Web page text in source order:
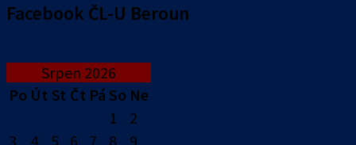
Facebook ČL-U Beroun
Srpen 2026
Po Út St Čt Pá So Ne
1
2
3
4 5 6 7 8
9